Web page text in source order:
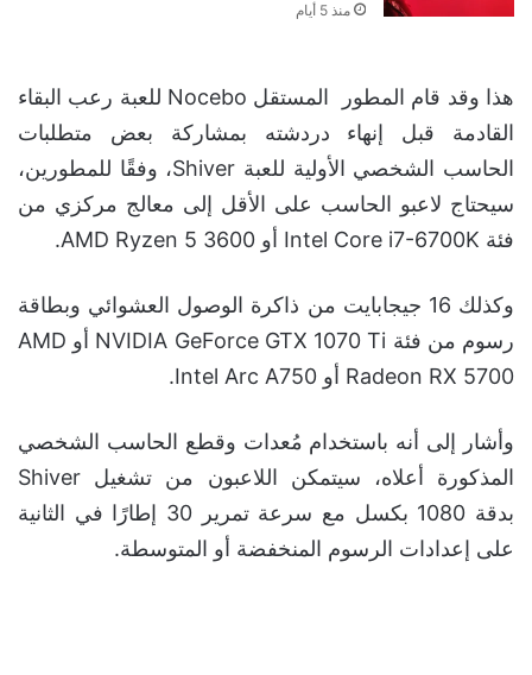
منذ 5 أيام
هذا وقد قام المطور المستقل Nocebo للعبة رعب البقاء
القادمة قبل إنهاء دردشته بمشاركة بعض متطلبات
الحاسب الشخصي الأولية للعبة Shiver، وفقًا للمطورين،
سيحتاج لاعبو الحاسب على الأقل إلى معالج مركزي من
فئة Intel Core i7-6700K أو AMD Ryzen 5 3600.
وكذلك 16 جيجابايت من ذاكرة الوصول العشوائي وبطاقة
رسوم من فئة NVIDIA GeForce GTX 1070 Ti أو AMD
Radeon RX 5700 أو Intel Arc A750.
وأشار إلى أنه باستخدام مُعدات وقطع الحاسب الشخصي
المذكورة أعلاه، سيتمكن اللاعبون من تشغيل Shiver
بدقة 1080 بكسل مع سرعة تمرير 30 إطارًا في الثانية
على إعدادات الرسوم المنخفضة أو المتوسطة.